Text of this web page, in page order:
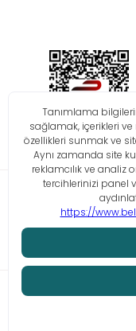
Bilgi Toplumu
© Tüm